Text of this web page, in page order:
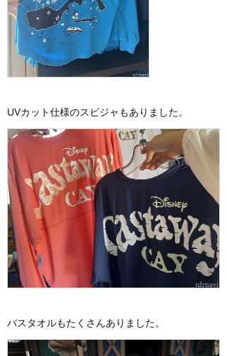
UVカット仕様のスピジャもありました。
バスタオルもたくさんありました。